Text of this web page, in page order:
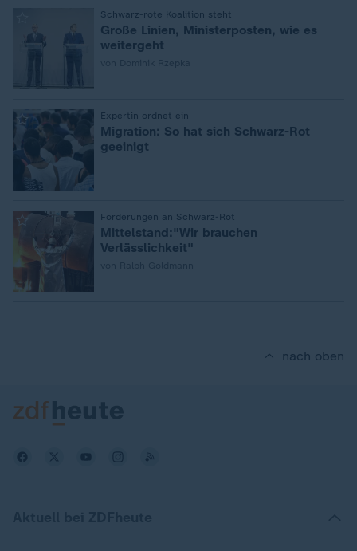
Schwarz-rote Koalition steht
Große Linien, Ministerposten, wie es
weitergeht
Expertin ordnet ein
Migration: So hat sich Schwarz-Rot
geeinigt
Forderungen an Schwarz-Rot
Mittelstand:"Wir brauchen
Verlässlichkeit"
nach oben